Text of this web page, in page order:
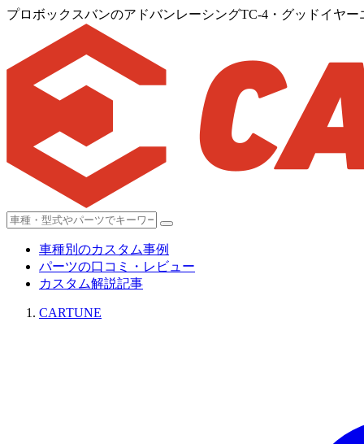
プロボックスバンのアドバンレーシングTC-4・グッドイヤ
車種別のカスタム事例
パーツの口コミ・レビュー
カスタム解説記事
CARTUNE